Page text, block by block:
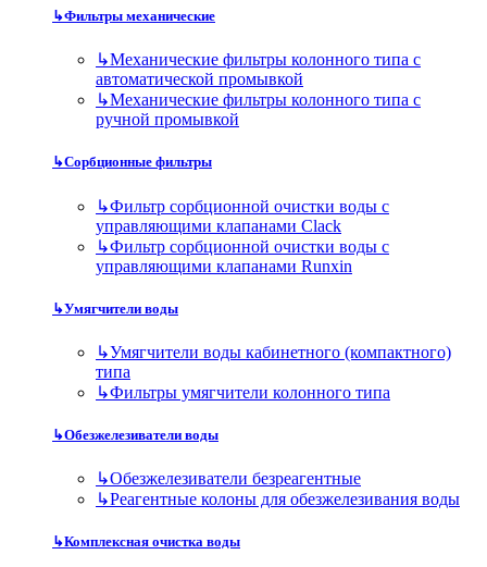
↳Фильтры механические
↳Механические фильтры колонного типа с
автоматической промывкой
↳Механические фильтры колонного типа с
ручной промывкой
↳Сорбционные фильтры
↳Фильтр сорбционной очистки воды с
управляющими клапанами Clack
↳Фильтр сорбционной очистки воды с
управляющими клапанами Runxin
↳Умягчители воды
↳Умягчители воды кабинетного (компактного)
типа
↳Фильтры умягчители колонного типа
↳Обезжелезиватели воды
↳Обезжелезиватели безреагентные
↳Реагентные колоны для обезжелезивания воды
↳Комплексная очистка воды